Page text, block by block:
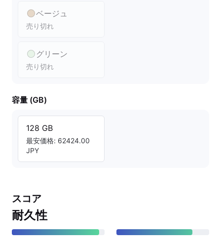
ベージュ
売り切れ
グリーン
売り切れ
容量 (GB)
128 GB
最安価格: 62424.00
JPY
スコア
耐久性